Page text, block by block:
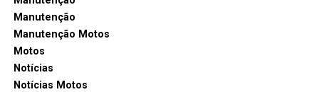
Manutenção
Manutenção Motos
Motos
Notícias
Notícias Motos